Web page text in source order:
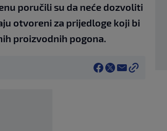
poručili su da neće dozvoliti
otvoreni za prijedloge koji bi
proizvodnih pogona.